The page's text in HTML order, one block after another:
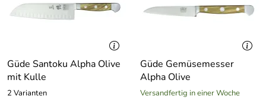
Güde Santoku Alpha Olive
mit Kulle
2 Varianten
Güde Gemüsemesser
Alpha Olive
Versandfertig in einer Woche